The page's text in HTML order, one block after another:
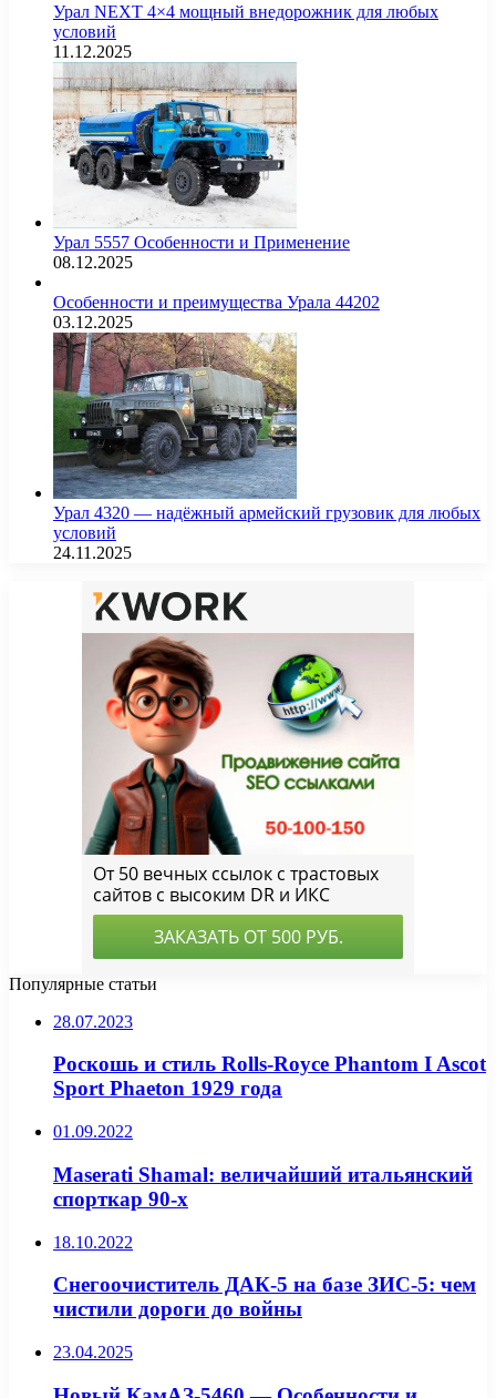
Урал NEXT 4×4 мощный внедорожник для любых
условий
11.12.2025
Урал 5557 Особенности и Применение
08.12.2025
Особенности и преимущества Урала 44202
03.12.2025
Урал 4320 — надёжный армейский грузовик для любых
условий
24.11.2025
Популярные статьи
28.07.2023
Роскошь и стиль Rolls-Royce Phantom I Ascot
Sport Phaeton 1929 года
01.09.2022
Maserati Shamal: величайший итальянский
спорткар 90-х
18.10.2022
Снегоочиститель ДАК-5 на базе ЗИС-5: чем
чистили дороги до войны
23.04.2025